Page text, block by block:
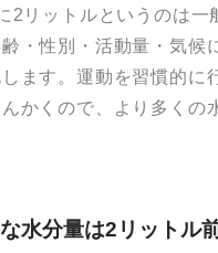
2リットルというのは一
・性別・活動量・気候
ます。運動を習慣的に
かくので、より多くの
水分量は2リットル